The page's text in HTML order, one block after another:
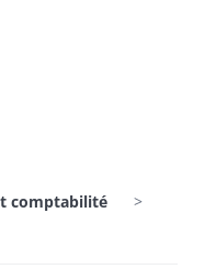
comptabilité